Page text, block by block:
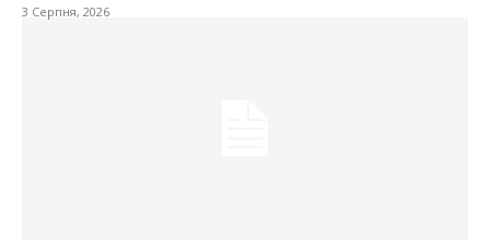
3 Серпня, 2026